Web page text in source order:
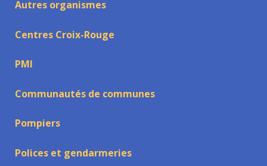
Autres organismes
Centres Croix-Rouge
PMI
Communautés de communes
Pompiers
Polices et gendarmeries